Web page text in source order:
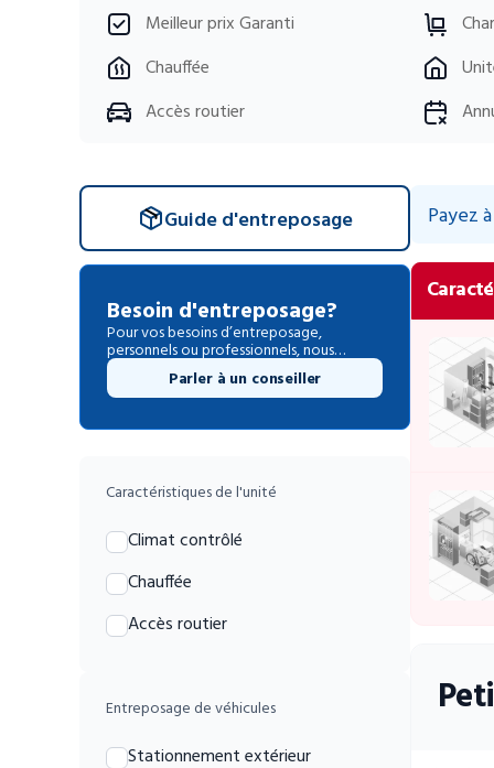
Meilleur prix Garanti
Chauffée
Accès routier
Guide d'entreposage
Besoin d'entreposage?
Pour vos besoins d’entreposage,
personnels ou professionnels, nous
sommes là pour vous aider.
Parler à un conseiller
Caractéristiques de l'unité
Climat contrôlé
Chauffée
Accès routier
Entreposage de véhicules
Stationnement extérieur
Payez